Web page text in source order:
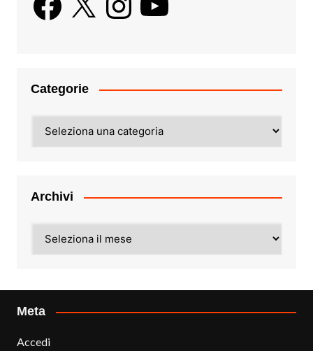
Categorie
Archivi
Meta
Accedi